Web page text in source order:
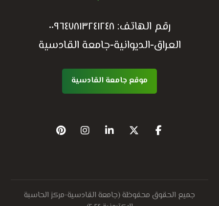
رقم الهاتف: ٠٠٩٦٤٧٨١٣٢٤١٢٤٨
العراق-الديوانية-جامعة القادسية
موقع جامعة القادسية
جميع الحقوق محفوظة (جامعة القادسية-مركز الحاسبة